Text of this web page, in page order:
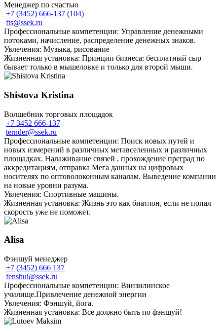
Менеджер по счастью
+7 (3452) 666-137 (104)
fts@ssek.ru
Профессиональные компетенции: Управление денежными
потоками, начисление, распределение денежных знаков.
Увлечения: Музыка, рисование
Жизненная установка: Принцип бизнеса: бесплатный сыр
бывает только в мышеловке и только для второй мыши.
Shistova Kristina
Волшебник торговых площадок
+7 3452 666-137
ternder@ssek.ru
Профессиональные компетенции: Поиск новых путей и
новых измерений в различных метавселенных и различных
площадках. Налаживание связей , прохождение преград по
аккредитациям, отправка Мега данных на цифровых
носителях по оптоволоконным каналам. Выведение компании
на новые уровни разума.
Увлечения: Спортивные машины.
Жизненная установка: Жизнь это как биатлон, если не попал
скорость уже не поможет.
Alisa
Фэншуй менеджер
+7 (3452) 666 137
fenshui@ssek.ru
Профессиональные компетенции: Винзилинское
училище.Привлечение денежной энергии
Увлечения: Фэншуй, йога.
Жизненная установка: Все должно быть по фэншуй!